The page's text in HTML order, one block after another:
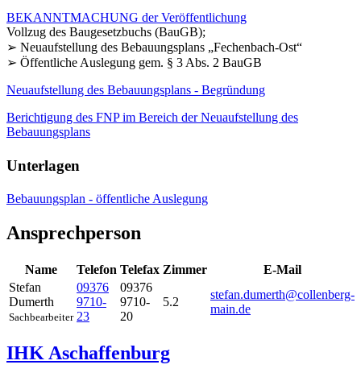
BEKANNTMACHUNG der Veröffentlichung
Vollzug des Baugesetzbuchs (BauGB);
➢ Neuaufstellung des Bebauungsplans „Fechenbach-Ost“
➢ Öffentliche Auslegung gem. § 3 Abs. 2 BauGB
Neuaufstellung des Bebauungsplans - Begründung
Berichtigung des FNP im Bereich der Neuaufstellung des
Bebauungsplans
Unterlagen
Bebauungsplan - öffentliche Auslegung
Ansprechperson
Name Telefon Telefax Zimmer
E-Mail
Stefan
Dumerth
Sachbearbeiter
09376
9710-
23
09376
9710-
20
5.2
stefan.dumerth@collenberg-
main.de
IHK Aschaffenburg